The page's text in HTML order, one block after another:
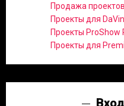
Продажа
Проекты для
Проекты ProShow
Проекты для